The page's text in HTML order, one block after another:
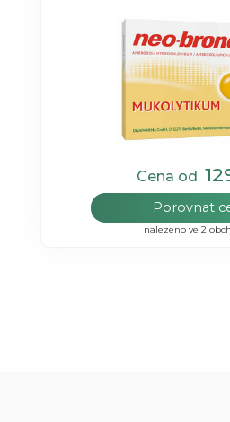
Cena od
Porovnat
nalezeno ve 2